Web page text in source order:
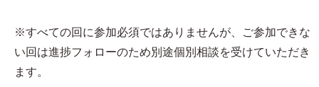
※すべての回に参加必須ではありませんが、ご参加できな
い回は進捗フォローのため別途個別相談を受けていただき
ます。